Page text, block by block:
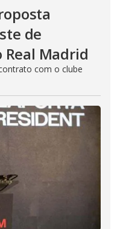
de
Real Madrid
com o clube